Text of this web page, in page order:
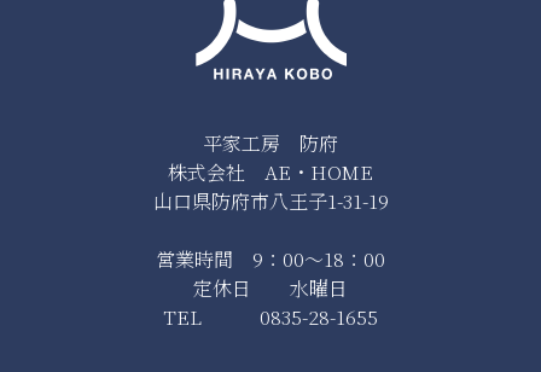
平家工房 防府
株式会社 AE・HOME
山口県防府市八王子1-31-19
営業時間 9：00～18：00
定休日 水曜日
TEL 0835-28-1655